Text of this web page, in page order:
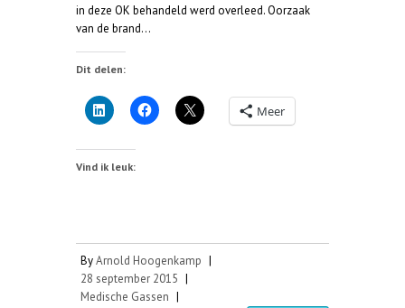
in deze OK behandeld werd overleed. Oorzaak
van de brand…
Dit delen:
Meer
Vind ik leuk:
ByArnold Hoogenkamp |
28 september 2015 |
Medische Gassen |